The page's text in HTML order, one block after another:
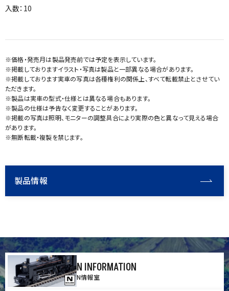
入数：10
※価格・発売月は製品発売前では予定を表示しています。
※掲載しておりますイラスト・写真は製品と一部異なる場合があります。
※掲載しております実車の写真は各種権利の関係上、すべて転載禁止とさせてい
ただきます。
※製品は実車の型式・仕様とは異なる場合もあります。
※製品の仕様は予告なく変更することがあります。
※掲載の写真は照明、モニターの調整具合により実際の色と異なって見える場合
があります。
※無断転載・複製を禁じます。
製品情報
N INFORMATION
N情報室